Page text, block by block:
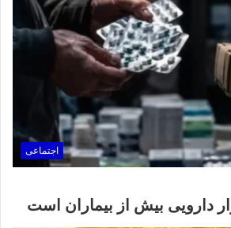
اجتماعی
دارویی بیش از بیماران است